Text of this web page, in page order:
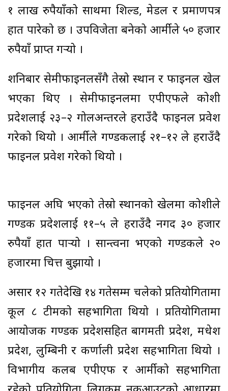
१ लाख रुपैयाँको साथमा शिल्ड, मेडल र प्रमाणपत्र
हात पारेको छ । उपविजेता बनेको आर्मीले ५० हजार
रुपैयाँ प्राप्त गर्‍यो ।
शनिबार सेमीफाइनलसँगै तेस्रो स्थान र फाइनल खेल
भएका थिए । सेमीफाइनलमा एपीएफले कोशी
प्रदेशलाई २३–२ गोलअन्तरले हराउँदै फाइनल प्रवेश
गरेको थियो । आर्मीले गण्डकीलाई २१–१२ ले हराउँदै
फाइनल प्रवेश गरेको थियो ।
फाइनल अघि भएको तेस्रो स्थानको खेलमा कोशीले
गण्डकी प्रदेशलाई ११–५ ले हराउँदै नगद ३० हजार
रुपैयाँ हात पार्‍यो । सान्त्वना भएको गण्डकीले २०
हजारमा चित्त बुझायो ।
असार १२ गतेदेखि १४ गतेसम्म चलेको प्रतियोगितामा
कूल ८ टीमको सहभागिता थियो । प्रतियोगितामा
आयोजक गण्डकी प्रदेशसहित बागमती प्रदेश, मधेश
प्रदेश, लुम्बिनी र कर्णाली प्रदेश सहभागिता थियो ।
विभागीय कलब एपीएफ र आर्मीको सहभागिता